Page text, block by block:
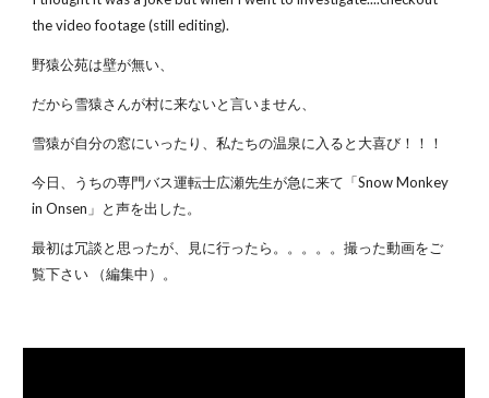
the video footage (still editing).
野猿公苑は壁が無い、
だから雪猿さんが村に来ないと言いません、
雪猿が自分の窓にいったり、私たちの温泉に入ると大喜び！！！
今日、うちの専門バス運転士広瀬先生が急に来て「Snow Monkey
in Onsen」と声を出した。
最初は冗談と思ったが、見に行ったら。。。。。撮った動画をご
覧下さい （編集中）。